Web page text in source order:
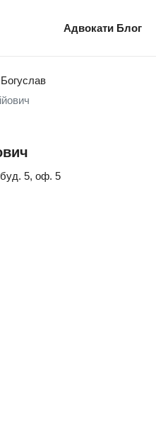
Адвокати Блог
Богуслав
буд. 5, оф. 5